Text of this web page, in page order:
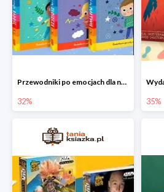
Przewodniki po emocjach dla najmłodszych
32% 35%